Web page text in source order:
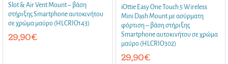
Slot & Air Vent Mount – βάση
στήριξης Smartphone αυτοκινήτου
σε χρώμα μαύρο (HLCRIO143)
29,90€
iOttie Easy One Touch 5 Wireless
Mini Dash Mount με ασύρματη
φόρτιση – βάση στήριξης
Smartphone αυτοκινήτου σε χρώμα
μαύρο (HLCRIO302)
29,90€